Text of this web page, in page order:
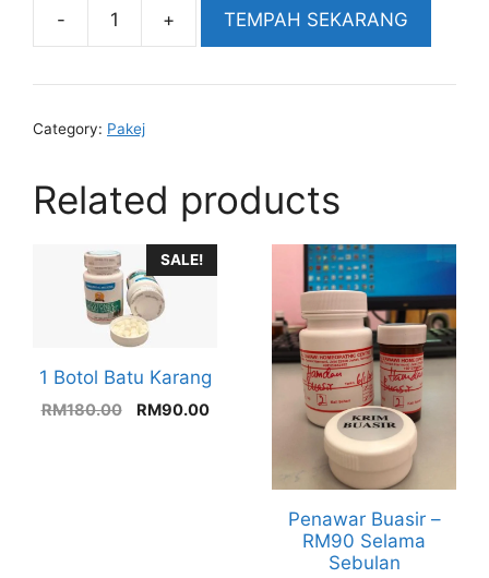
Ubat
-
quantity
TEMPAH SEKARANG
Category: Pakej
Related products
SALE!
1 Botol Batu Karang
RM180.00
Original
RM90.00Current
Penawar Buasir –
RM90 Selama
Sebulan